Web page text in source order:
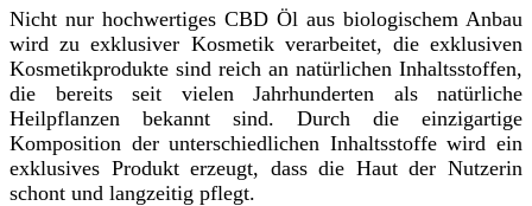
Nicht nur hochwertiges CBD Öl aus biologischem Anbau
wird zu exklusiver Kosmetik verarbeitet, die exklusiven
Kosmetikprodukte sind reich an natürlichen Inhaltsstoffen,
die bereits seit vielen Jahrhunderten als natürliche
Heilpflanzen bekannt sind. Durch die einzigartige
Komposition der unterschiedlichen Inhaltsstoffe wird ein
exklusives Produkt erzeugt, dass die Haut der Nutzerin
schont und langzeitig pflegt.